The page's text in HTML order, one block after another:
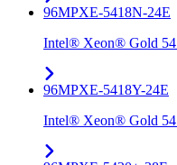
96MPXE-5418N-24E
Intel® Xeon® Gold
96MPXE-5418Y-24E
Intel® Xeon® Gold